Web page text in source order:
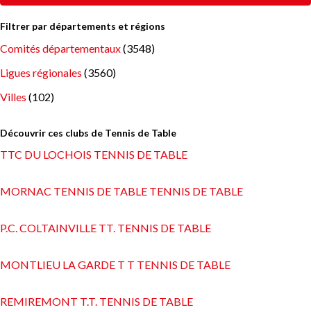
Filtrer par départements et régions
Comités départementaux(3548)
Ligues régionales (3560)
Villes (102)
Découvrir ces clubs de Tennis de Table
TTC DU LOCHOIS TENNIS DE TABLE
MORNAC TENNIS DE TABLE TENNIS DE TABLE
P.C. COLTAINVILLE TT. TENNIS DE TABLE
MONTLIEU LA GARDE T T TENNIS DE TABLE
REMIREMONT T.T. TENNIS DE TABLE